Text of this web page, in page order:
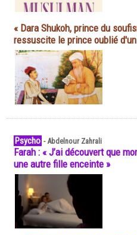
« Dara Shukoh, prince du
ressuscite le prince oublié
Psycho -Abdelnour Zahrali
Farah : « J’ai découvert que
une autre fille enceinte »